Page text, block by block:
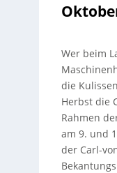
Wer beim
die
Herbst die
Rahmen
am 9. und
der Carl-